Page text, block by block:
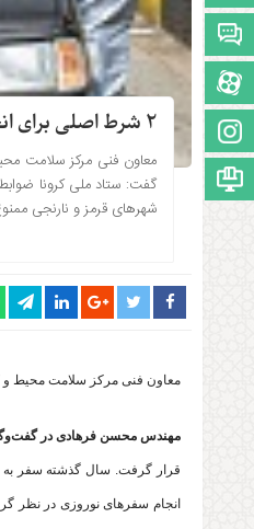
تالار گفتمان
اینستاگرام
مجوز سایت
۲ شرط اصلی برای انجام سفرهای نوروزی
معاون فنی مرکز سلامت
گفت: ستاد ملی کرونا
شهرهای قرمز و نارنجی
معاون فنی مرکز سلامت محیط و
مهندس محسن فرهادی در گفت‌وگو
قرار گرفت. سال گذشته سفر به
انجام سفرهای نوروزی در نظر